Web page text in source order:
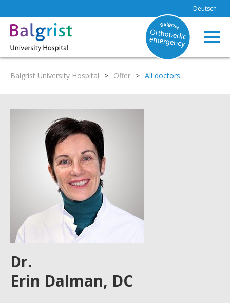
Deutsch
Balgrist University Hospital > Offer > All doctors
Dr.
Erin Dalman, DC